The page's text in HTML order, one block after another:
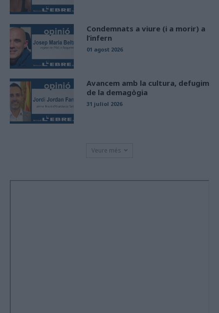
Condemnats a viure (i a morir) a
l’infern
01 agost 2026
Avancem amb la cultura, defugim
de la demagògia
31 juliol 2026
Veure més